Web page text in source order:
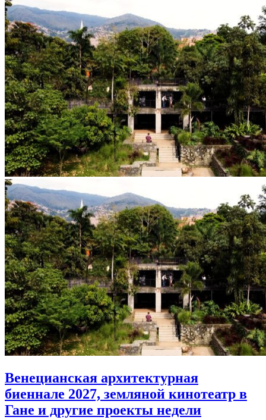
Венецианская архитектурная
биеннале 2027, земляной кинотеатр в
Гане и другие проекты недели